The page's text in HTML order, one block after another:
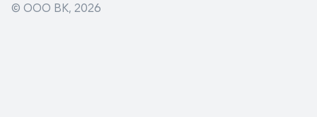
© ООО ВК, 2026